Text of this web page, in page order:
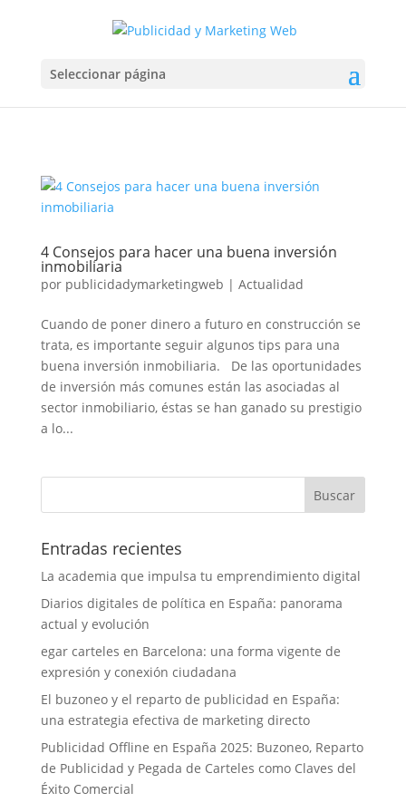
Seleccionar página
4 Consejos para hacer una buena inversión
inmobiliaria
por publicidadymarketingweb | Actualidad
Cuando de poner dinero a futuro en construcción se
trata, es importante seguir algunos tips para una
buena inversión inmobiliaria. De las oportunidades
de inversión más comunes están las asociadas al
sector inmobiliario, éstas se han ganado su prestigio
a lo...
Entradas recientes
La academia que impulsa tu emprendimiento digital
Diarios digitales de política en España: panorama
actual y evolución
egar carteles en Barcelona: una forma vigente de
expresión y conexión ciudadana
El buzoneo y el reparto de publicidad en España:
una estrategia efectiva de marketing directo
Publicidad Offline en España 2025: Buzoneo, Reparto
de Publicidad y Pegada de Carteles como Claves del
Éxito Comercial